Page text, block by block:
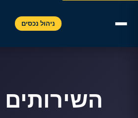
ניהול נכסים
השירותים
Press Alt+A to open.